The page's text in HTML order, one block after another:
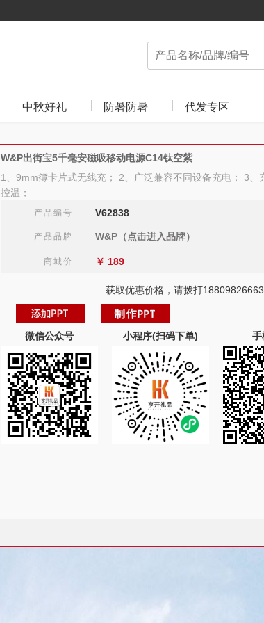
中秋好礼 防暑防暑 代发专区
W&P出街宝5千毫安磁吸移动电源C14钛空紫
1、9mm簿卡片式无线充； 2、广泛兼容不同设备充电； 3、
控温；
产品编号 V62838
产品品牌 W&P（点击进入品牌）
商城价 ￥ 189
获取优惠价格，请拨打18809826663
微信公众号 小程序(扫码下单) 手